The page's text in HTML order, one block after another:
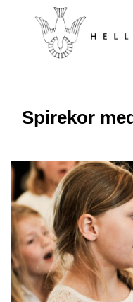
Spirekor